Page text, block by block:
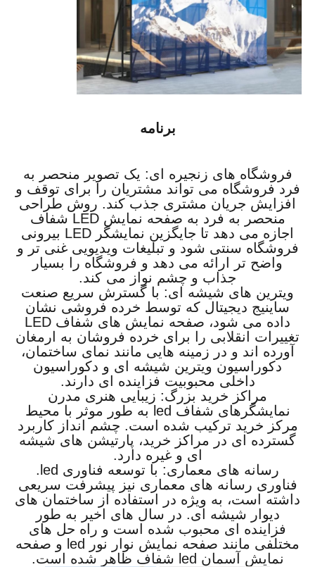
برنامه
فروشگاه های زنجیره ای: یک تصویر منحصر به
فرد فروشگاه می تواند مشتریان را برای توقف و
افزایش جریان مشتری جذب کند. روش طراحی
منحصر به فرد به صفحه نمایش LED شفاف
اجازه می دهد تا جایگزین نمایشگر LED بیرونی
فروشگاه سنتی شود و تبلیغات ویدیویی غنی تر و
واضح تر ارائه می دهد و فروشگاه را بسیار
جذاب و چشم نواز می کند.
ویترین های شیشه ای: با گسترش سریع صنعت
ساینیج دیجیتال که توسط خرده فروشی نشان
داده می شود، صفحه نمایش های شفاف LED
تغییرات انقلابی را برای خرده فروشان به ارمغان
آورده اند و در زمینه هایی مانند نمای ساختمان،
دکوراسیون ویترین شیشه ای و دکوراسیون
داخلی محبوبیت فزاینده ای دارند.
مراکز خرید بزرگ: زیبایی هنری مدرن
نمایشگرهای شفاف led به طور موثر با محیط
مرکز خرید ترکیب شده است. چشم انداز کاربرد
گسترده ای در مراکز خرید، پارتیشن های شیشه
ای و غیره دارد.
رسانه های معماری: با توسعه فناوری led.
فناوری رسانه های معماری نیز پیشرفت سریعی
داشته است، به ویژه در استفاده از ساختمان های
دیوار شیشه ای. در سال های اخیر به طور
فزاینده ای محبوب شده است و راه حل های
مختلفی مانند صفحه نمایش نوار نور led و صفحه
نمایش آسمان led شفاف ظاهر شده است.